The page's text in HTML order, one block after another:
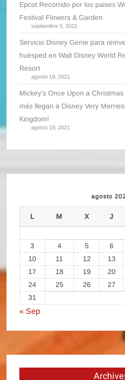
Epcot Recorrido por los paises
Festival Flowers & Garden
septiembre 5, 2021
Servicio Disney Genie para
huésped en Walt Disney World
Resort
agosto 19, 2021
Mickey’s Once Upon a
más llegan a Disney Very
Kingdom!
agosto 19, 2021
agosto
L M X J
3
4 5 6
10
11 12 13
17
18 19 20
24
25 26 27
31
« Sep